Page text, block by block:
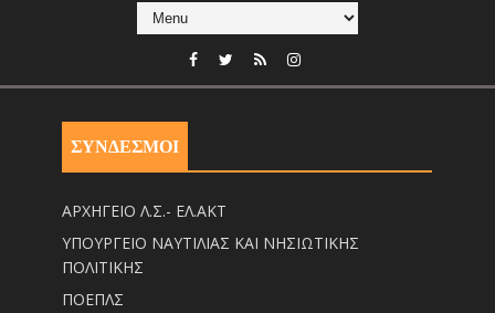
ΣΥΝΔΕΣΜΟΙ
ΑΡΧΗΓΕΙΟ Λ.Σ.- ΕΛ.ΑΚΤ
ΥΠΟΥΡΓΕΙΟ ΝΑΥΤΙΛΙΑΣ ΚΑΙ ΝΗΣΙΩΤΙΚΗΣ
ΠΟΛΙΤΙΚΗΣ
ΠΟΕΠΛΣ